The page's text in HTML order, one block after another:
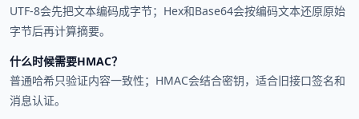
UTF-8会先把文本编码成字节；Hex和Base64会按编码文本还原原始
字节后再计算摘要。
什么时候需要HMAC？
普通哈希只验证内容一致性；HMAC会结合密钥，适合旧接口签名和
消息认证。